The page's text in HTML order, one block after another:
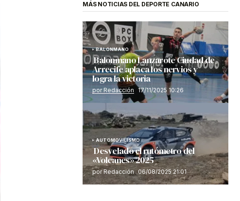
MÁS NOTICIAS DEL DEPORTE CANARIO
BALONMANO
Balonmano Lanzarote Ciudad de
Arrecife aplaca los nervios y
logra la victoria
por Redacción 17/11/2025 10:26
AUTOMOVILISMO
Desvelado el rutómetro del
«Volcanes» 2025
por Redacción 06/08/2025 21:01